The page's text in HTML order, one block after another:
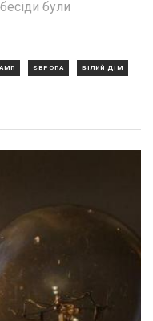
були
ЄВРОПА БІЛИЙ ДІМ